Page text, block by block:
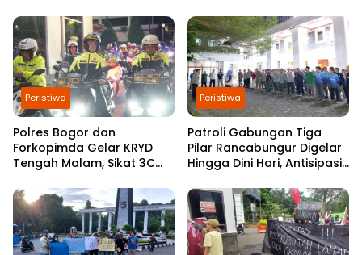
Peristiwa
Polres Bogor dan
Forkopimda Gelar KRYD
Tengah Malam, Sikat 3C
Kabupaten Bogor
Peristiwa
Patroli Gabungan Tiga
Pilar Rancabungur Digelar
Hingga Dini Hari, Antisipasi
Selama Ramadan